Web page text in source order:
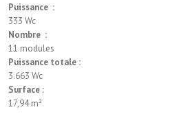
Puissance :
333 Wc
Nombre :
11 modules
Puissance totale :
3.663 Wc
Surface :
17,94 m²